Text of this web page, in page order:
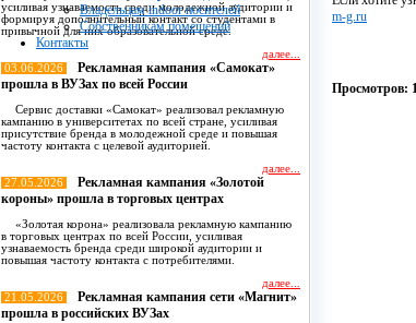
Владельцам indoor носителей
Собственникам помещений
Контакты
усиливая узнаваемость среди молодежной аудитории и
формируя дополнительный контакт со студентами в
привычной для них образовательной среде.
далее...
03.06.2026
Рекламная кампания «Самокат»
прошла в ВУЗах по всей России
Сервис доставки «Самокат» реализовал рекламную
кампанию в университетах по всей стране, усиливая
присутствие бренда в молодежной среде и повышая
частоту контакта с целевой аудиторией.
далее...
27.05.2026
Рекламная кампания «Золотой
короны» прошла в торговых центрах
«Золотая корона» реализовала рекламную кампанию
в торговых центрах по всей России, усиливая
узнаваемость бренда среди широкой аудитории и
повышая частоту контакта с потребителями.
далее...
21.05.2026
Рекламная кампания сети «Магнит»
прошла в российских ВУЗах
m-g.ru
Просмотров: